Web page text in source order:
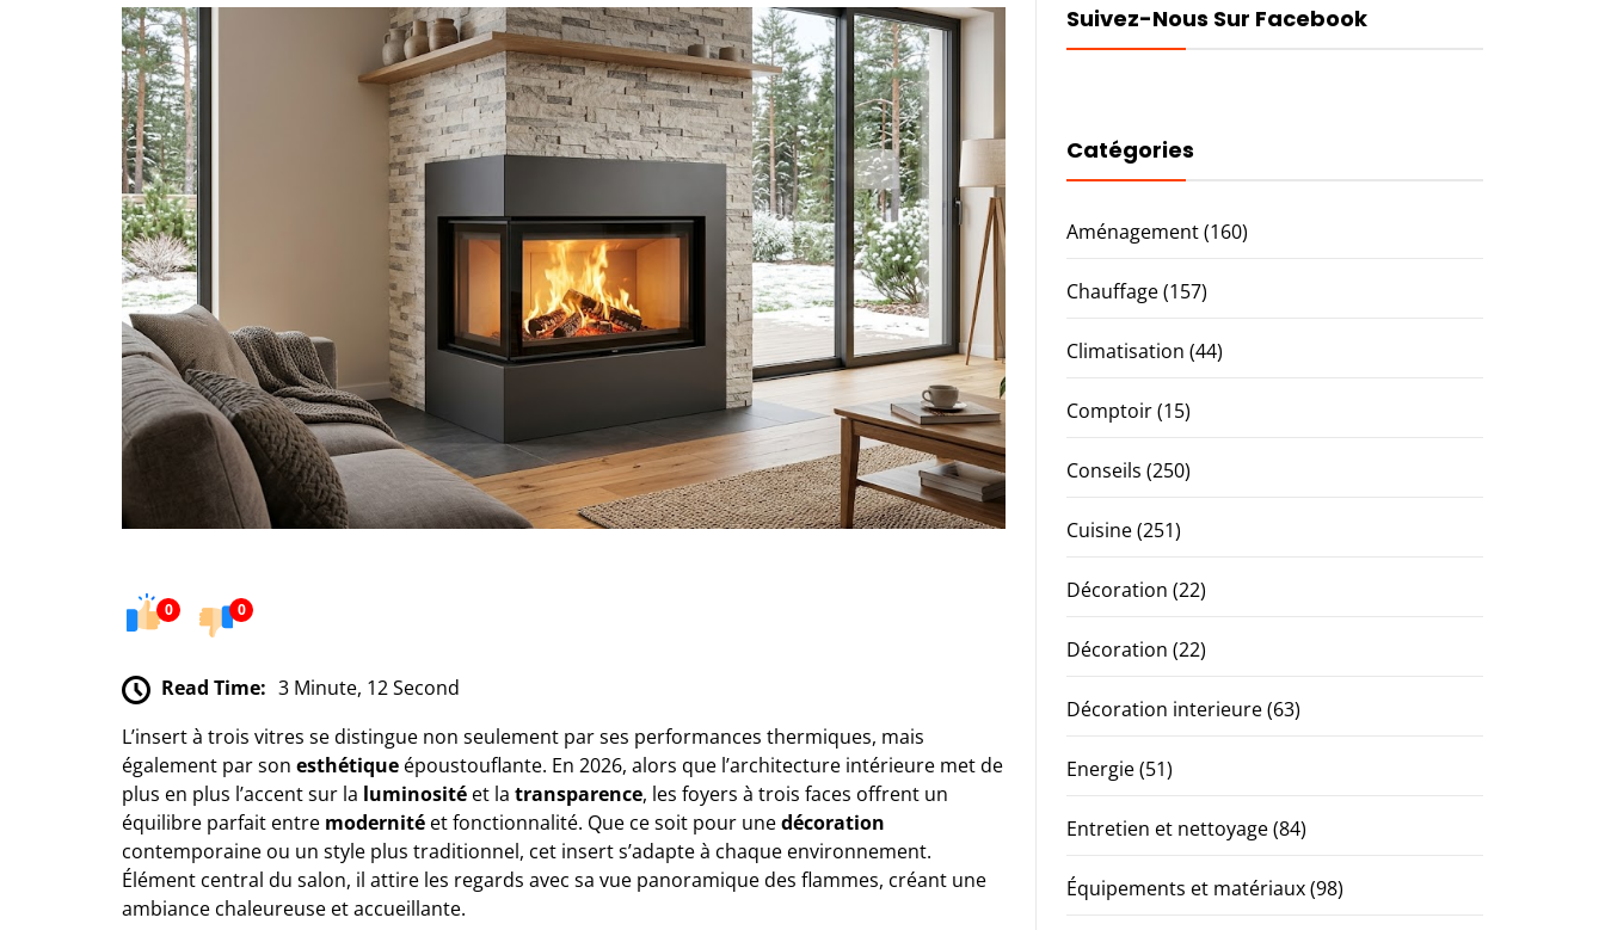
0 0
Read Time: 3 Minute, 12 Second
L’insert à trois vitres se distingue non seulement par ses performances thermiques, mais
également par son esthétique époustouflante. En 2026, alors que l’architecture intérieure met de
plus en plus l’accent sur la luminosité et la transparence, les foyers à trois faces offrent un
équilibre parfait entre modernité et fonctionnalité. Que ce soit pour unedécoration
contemporaine ou un style plus traditionnel, cet insert s’adapte à chaque environnement.
Élément central du salon, il attire les regards avec sa vue panoramique des flammes, créant une
ambiance chaleureuse et accueillante.
Suivez-Nous Sur Facebook
Catégories
Aménagement(160)
Chauffage(157)
Climatisation (44)
Comptoir(15)
Conseils (250)
Cuisine(251)
Décoration (22)
Décoration (22)
Décoration interieure(63)
Energie(51)
Entretien et nettoyage(84)
Équipements et matériaux(98)